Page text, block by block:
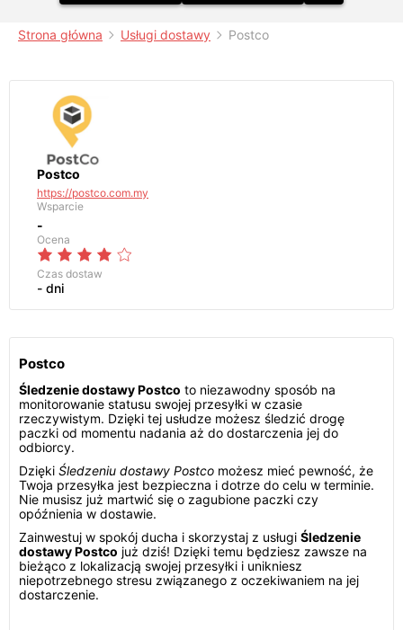
Strona główna Usługi dostawy Postco
Postco
https://postco.com.my
Wsparcie
-
Ocena
Czas dostaw
- dni
Postco
Śledzenie dostawy Postco to niezawodny sposób na
monitorowanie statusu swojej przesyłki w czasie
rzeczywistym. Dzięki tej usłudze możesz śledzić drogę
paczki od momentu nadania aż do dostarczenia jej do
odbiorcy.
Dzięki Śledzeniu dostawy Postco możesz mieć pewność, że
Twoja przesyłka jest bezpieczna i dotrze do celu w terminie.
Nie musisz już martwić się o zagubione paczki czy
opóźnienia w dostawie.
Zainwestuj w spokój ducha i skorzystaj z usługi Śledzenie
dostawy Postco już dziś! Dzięki temu będziesz zawsze na
bieżąco z lokalizacją swojej przesyłki i unikniesz
niepotrzebnego stresu związanego z oczekiwaniem na jej
dostarczenie.